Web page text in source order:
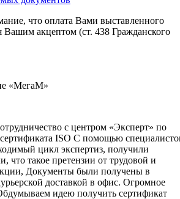
что оплата Вами выставленного
Вашим акцептом (ст. 438 Гражданского
«МегаМ»
с центром «Эксперт» по
ISO С помощью
цикл экспертиз, получили
что такое претензии от трудовой и
Документы были получены в
доставкой в офис. Огромное
идею получить сертификат